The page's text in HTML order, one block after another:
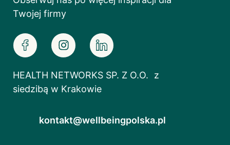
Twojej firmy
HEALTH NETWORKS SP. Z O.O. z
siedzibą w Krakowie
kontakt@wellbeingpolska.pl